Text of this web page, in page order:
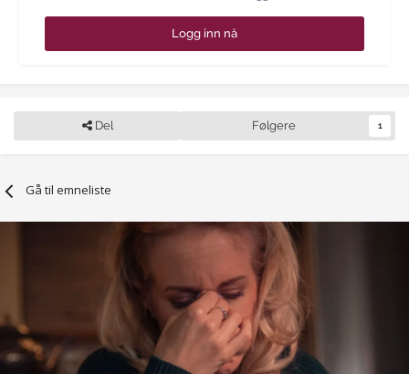
Logg inn nå
Del Følgere 1
Gå til emneliste